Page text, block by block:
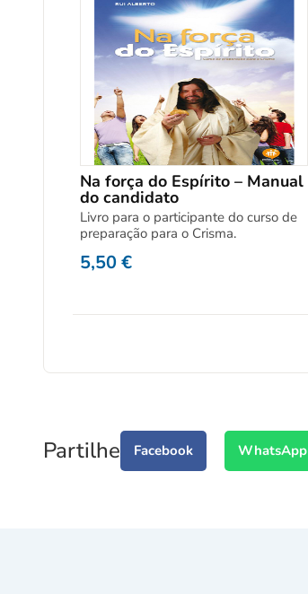
Na força do Espírito – Manual
do candidato
Livro para o participante do curso de
preparação para o Crisma.
5,50€
Partilhe Facebook WhatsApp